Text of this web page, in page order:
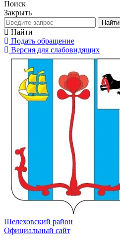
Поиск
Закрыть
Найти
Найти
Подать обращение
Версия для слабовидящих
Шелеховский район
Официальный сайт